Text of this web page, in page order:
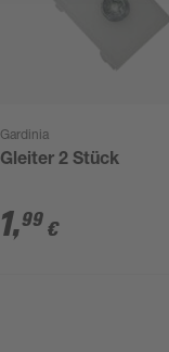
Gardinia
Gleiter 2 Stück
1,99 €